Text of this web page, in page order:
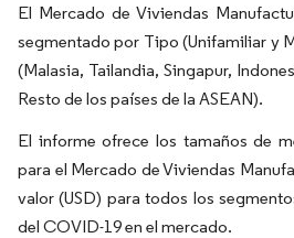
El Mercado de Viviendas
segmentado por Tipo (Unifamiliar y
(Malasia, Tailandia, Singapur,
Resto de los países de la ASEAN).
El informe ofrece los tamaños de
para el Mercado de Viviendas
valor (USD) para todos los
del COVID-19 en el mercado.